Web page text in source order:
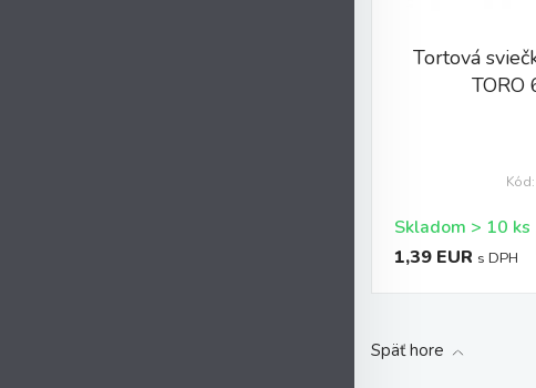
Tortová
TORO
Skladom > 10 ks
1,39 EUR s DPH
Späť hore